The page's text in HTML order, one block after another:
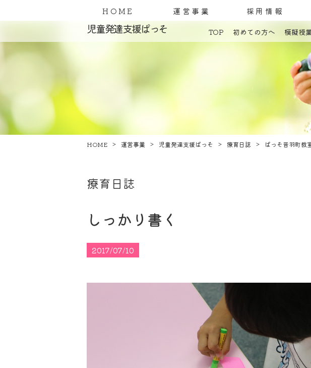
HOME 運営事業 採用情報
児童発達支援ぱっそ TOP 初めての方へ 模擬授
HOME 運営事業 児童発達支援ぱっそ 療育日誌 ぱっそ音羽町教
療育日誌
しっかり書く
2017/07/10